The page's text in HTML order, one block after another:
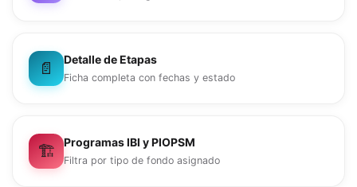
📄 Detalle de Etapas
Ficha completa con fechas y estado
🏗 Programas IBI y PIOPSM
Filtra por tipo de fondo asignado